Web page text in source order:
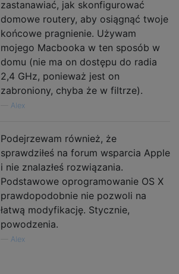
zastanawiać, jak skonfigurować
domowe routery, aby osiągnąć twoje
końcowe pragnienie. Używam
mojego Macbooka w ten sposób w
domu (nie ma on dostępu do radia
2,4 GHz, ponieważ jest on
zabroniony, chyba że w filtrze).
Alex
Podejrzewam również, że
sprawdziłeś na forum wsparcia Apple
i nie znalazłeś rozwiązania.
Podstawowe oprogramowanie OS X
prawdopodobnie nie pozwoli na
łatwą modyfikację. Stycznie,
powodzenia.
Alex